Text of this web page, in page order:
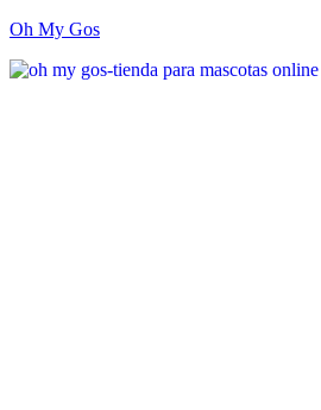
Oh My Gos